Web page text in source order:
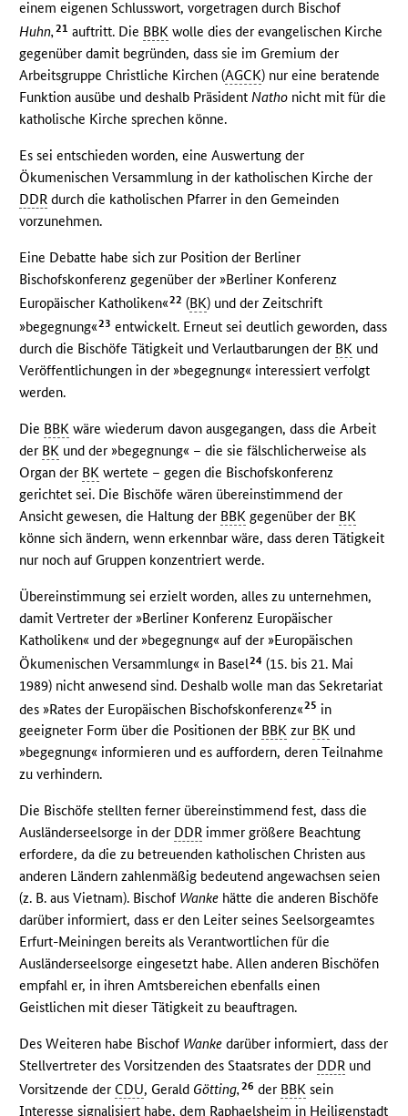
einem eigenen Schlusswort, vorgetragen durch Bischof
Huhn,21 auftritt. Die BBK wolle dies der evangelischen Kirche
gegenüber damit begründen, dass sie im Gremium der
Arbeitsgruppe Christliche Kirchen (AGCK) nur eine beratende
Funktion ausübe und deshalb PräsidentNatho nicht mit für die
katholische Kirche sprechen könne.
Es sei entschieden worden, eine Auswertung der
Ökumenischen Versammlung in der katholischen Kirche der
DDR durch die katholischen Pfarrer in den Gemeinden
vorzunehmen.
Eine Debatte habe sich zur Position der Berliner
Bischofskonferenz gegenüber der »Berliner Konferenz
Europäischer Katholiken«22 (BK) und der Zeitschrift
»begegnung«23 entwickelt. Erneut sei deutlich geworden, dass
durch die Bischöfe Tätigkeit und Verlautbarungen der BK und
Veröffentlichungen in der »begegnung« interessiert verfolgt
werden.
Die BBK wäre wiederum davon ausgegangen, dass die Arbeit
der BK und der »begegnung« – die sie fälschlicherweise als
Organ der BK wertete – gegen die Bischofskonferenz
gerichtet sei. Die Bischöfe wären übereinstimmend der
Ansicht gewesen, die Haltung der BBK gegenüber der BK
könne sich ändern, wenn erkennbar wäre, dass deren Tätigkeit
nur noch auf Gruppen konzentriert werde.
Übereinstimmung sei erzielt worden, alles zu unternehmen,
damit Vertreter der »Berliner Konferenz Europäischer
Katholiken« und der »begegnung« auf der »Europäischen
Ökumenischen Versammlung« in Basel24 (15. bis 21. Mai
1989) nicht anwesend sind. Deshalb wolle man das Sekretariat
des »Rates der Europäischen Bischofskonferenz«25 in
geeigneter Form über die Positionen der BBK zur BK und
»begegnung« informieren und es auffordern, deren Teilnahme
zu verhindern.
Die Bischöfe stellten ferner übereinstimmend fest, dass die
Ausländerseelsorge in der DDR immer größere Beachtung
erfordere, da die zu betreuenden katholischen Christen aus
anderen Ländern zahlenmäßig bedeutend angewachsen seien
(z. B. aus Vietnam). Bischof Wanke hätte die anderen Bischöfe
darüber informiert, dass er den Leiter seines Seelsorgeamtes
Erfurt-Meiningen bereits als Verantwortlichen für die
Ausländerseelsorge eingesetzt habe. Allen anderen Bischöfen
empfahl er, in ihren Amtsbereichen ebenfalls einen
Geistlichen mit dieser Tätigkeit zu beauftragen.
Des Weiteren habe Bischof Wanke darüber informiert, dass der
Stellvertreter des Vorsitzenden des Staatsrates der DDR und
Vorsitzende der CDU, Gerald Götting,26 der BBK sein
Interesse signalisiert habe, dem Raphaelsheim in Heiligenstadt